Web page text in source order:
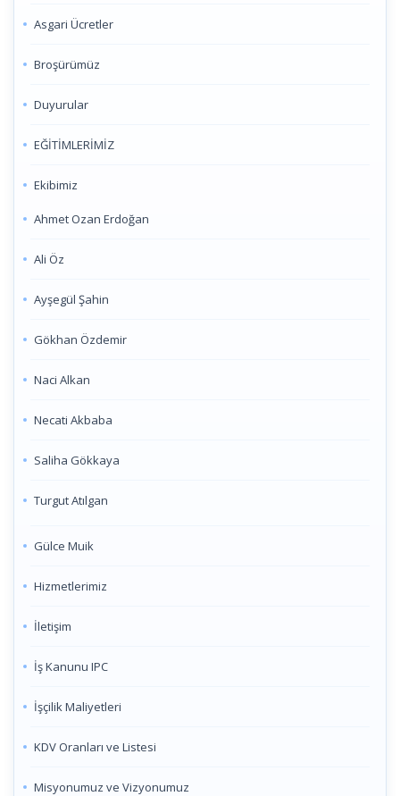
Asgari Ücretler
Broşürümüz
Duyurular
EĞİTİMLERİMİZ
Ekibimiz
Ahmet Ozan Erdoğan
Ali Öz
Ayşegül Şahin
Gökhan Özdemir
Naci Alkan
Necati Akbaba
Saliha Gökkaya
Turgut Atılgan
Gülce Muik
Hizmetlerimiz
İletişim
İş Kanunu IPC
İşçilik Maliyetleri
KDV Oranları ve Listesi
Misyonumuz ve Vizyonumuz